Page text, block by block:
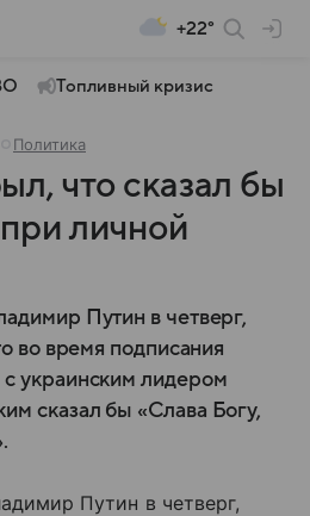
+22°
Топливный кризис
Политика
что сказал бы
личной
Путин в четверг,
во время подписания
украинским лидером
сказал бы «Слава Богу,
Путин в четверг,